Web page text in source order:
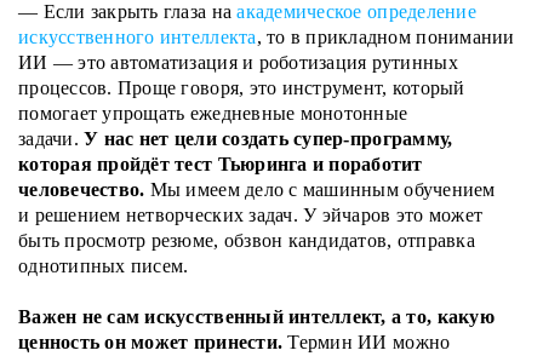
— Если закрыть глаза наакадемическое определение
искусственного интеллекта, то в прикладном понимании
ИИ — это автоматизация и роботизация рутинных
процессов. Проще говоря, это инструмент, который
помогает упрощать ежедневные монотонные
задачи.У нас нет цели создать супер-программу,
которая пройдёт тест Тьюринга и поработит
человечество. Мы имеем дело с машинным обучением
и решением нетворческих задач. У эйчаров это может
быть просмотр резюме, обзвон кандидатов, отправка
однотипных писем.
Важен не сам искусственный интеллект, а то, какую
ценность он может принести. Термин ИИ можно